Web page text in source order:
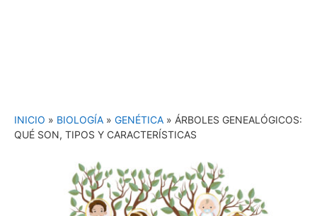
INICIO » BIOLOGÍA » GENÉTICA » ÁRBOLES GENEALÓGICOS:
QUÉ SON, TIPOS Y CARACTERÍSTICAS